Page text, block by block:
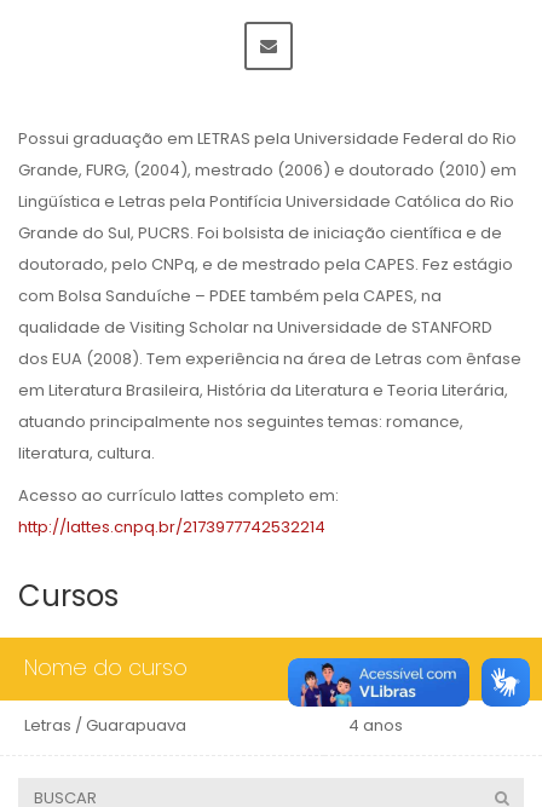
Possui graduação em LETRAS pela Universidade Federal do Rio
Grande, FURG, (2004), mestrado (2006) e doutorado (2010) em
Lingüística e Letras pela Pontifícia Universidade Católica do Rio
Grande do Sul, PUCRS. Foi bolsista de iniciação científica e de
doutorado, pelo CNPq, e de mestrado pela CAPES. Fez estágio
com Bolsa Sanduíche – PDEE também pela CAPES, na
qualidade de Visiting Scholar na Universidade de STANFORD
dos EUA (2008). Tem experiência na área de Letras com ênfase
em Literatura Brasileira, História da Literatura e Teoria Literária,
atuando principalmente nos seguintes temas: romance,
literatura, cultura.
Acesso ao currículo lattes completo em:
http://lattes.cnpq.br/2173977742532214
Cursos
Nome do curso Duração
Letras / Guarapuava 4 anos